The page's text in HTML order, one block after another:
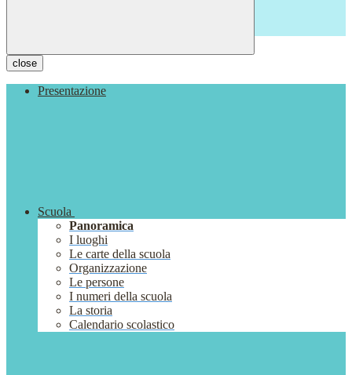
close
Presentazione
Scuola
Panoramica
I luoghi
Le carte della scuola
Organizzazione
Le persone
I numeri della scuola
La storia
Calendario scolastico